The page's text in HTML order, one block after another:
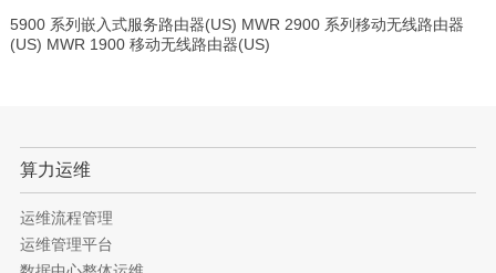
5900 系列嵌入式服务路由器(US) MWR 2900 系列移动无线路由器
(US) MWR 1900 移动无线路由器(US)
算力运维
运维流程管理
运维管理平台